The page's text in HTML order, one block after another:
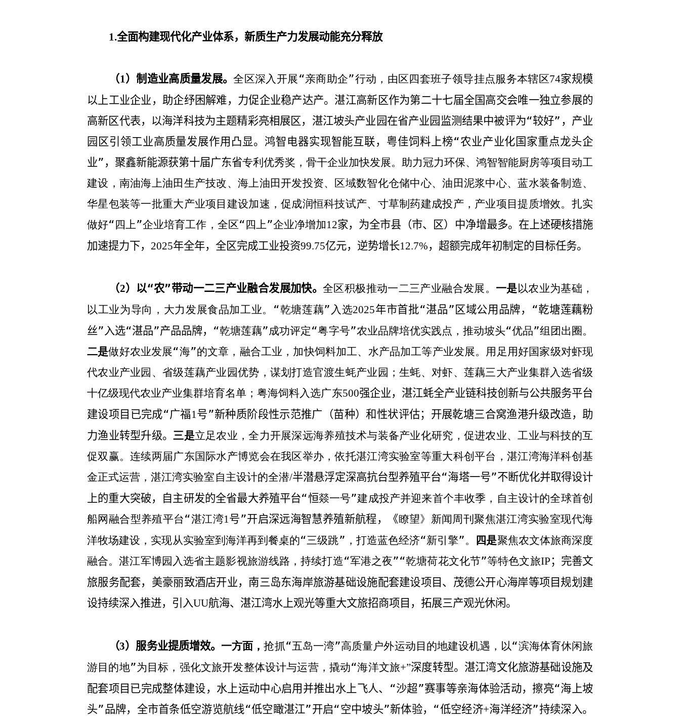
1.全面构建现代化产业体系，新质生产力发展动能充分释放
（1）制造业高质量发展。全区深入开展“亲商助企”行动，由区四套班子领导挂点服务本辖区74家规模
以上工业企业，助企纾困解难，力促企业稳产达产。湛江高新区作为第二十七届全国高交会唯一独立参展的
高新区代表，以海洋科技为主题精彩亮相展区，湛江坡头产业园在省产业园监测结果中被评为“较好”，产业
园区引领工业高质量发展作用凸显。鸿智电器实现智能互联，粤佳饲料上榜“农业产业化国家重点龙头企
业”，聚鑫新能源获第十届广东省专利优秀奖，骨干企业加快发展。助力冠力环保、鸿智智能厨房等项目动工
建设，南油海上油田生产技改、海上油田开发投资、区域数智化仓储中心、油田泥浆中心、蓝水装备制造、
华星包装等一批重大产业项目建设加速，促成润恒科技试产、寸草制药建成投产，产业项目提质增效。扎实
做好“四上”企业培育工作，全区“四上”企业净增加12家，为全市县（市、区）中净增最多。在上述硬核措施
加速提力下， 2025年全年，全区完成工业投资99.75亿元，逆势增长12.7%，超额完成年初制定的目标任务。
（2）以“农”带动一二三产业融合发展加快。全区积极推动一二三产业融合发展。 一是以农业为基础，
以工业为导向，大力发展食品加工业。“乾塘莲藕”入选2025年市首批“湛品”区域公用品牌，“乾塘莲藕粉
丝”入选“湛品”产品品牌， “乾塘莲藕”成功评定“粤字号”农业品牌培优实践点，推动坡头“优品”组团出圈。
二是做好农业发展“海”的文章，融合工业，加快饲料加工、水产品加工等产业发展。 用足用好国家级对虾现
代农业产业园、省级莲藕产业园优势，谋划打造官渡生蚝产业园； 生蚝、对虾、莲藕三大产业集群入选省级
十亿级现代农业产业集群培育名单；粤海饲料入选广东500强企业，湛江蚝全产业链科技创新与公共服务平台
建设项目已完成“广福1号”新种质阶段性示范推广（苗种）和性状评估；开展乾塘三合窝渔港升级改造，助
力渔业转型升级。三是立足农业，全力开展深远海养殖技术与装备产业化研究，促进农业、工业与科技的互
促双赢。连续两届广东国际水产博览会在我区举办，依托湛江湾实验室等重大科创平台，湛江湾海洋科创基
金正式运营，湛江湾实验室自主设计的全潜/半潜悬浮定深高抗台型养殖平台“海塔一号”不断优化并取得设计
上的重大突破，自主研发的全省最大养殖平台“恒燚一号”建成投产并迎来首个丰收季，自主设计的全球首创
船网融合型养殖平台“湛江湾1号”开启深远海智慧养殖新航程，《瞭望》新闻周刊聚焦湛江湾实验室现代海
洋牧场建设，实现从实验室到海洋再到餐桌的“三级跳”，打造蓝色经济“新引擎”。
四是聚焦农文体旅商深度
融合。湛江军博园入选省主题影视旅游线路，持续打造“军港之夜”“乾塘荷花文化节”等特色文旅IP；完善文
旅服务配套，美豪丽致酒店开业，南三岛东海岸旅游基础设施配套建设项目、茂德公开心海岸等项目规划建
设持续深入推进，引入UU航海、湛江湾水上观光等重大文旅招商项目，拓展三产观光休闲。
（3）服务业提质增效。 一方面，抢抓“五岛一湾”高质量户外运动目的地建设机遇，以“滨海体育休闲旅
游目的地”为目标，强化文旅开发整体设计与运营，撬动“海洋文旅+”深度转型。湛江湾文化旅游基础设施及
配套项目已完成整体建设，水上运动中心启用并推出水上飞人、“沙超”赛事等亲海体验活动，擦亮“海上坡
头”品牌，全市首条低空游览航线“低空瞰湛江”开启“空中坡头”新体验，“低空经济+海洋经济”持续深入。